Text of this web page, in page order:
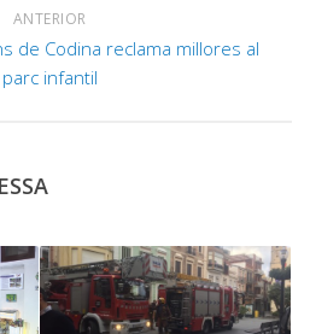
ANTERIOR
de Codina reclama millores al
parc infantil